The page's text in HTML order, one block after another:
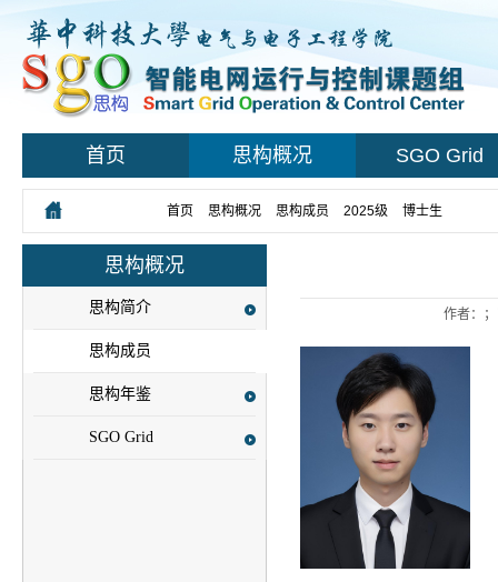
首页 思构概况 SGO Grid
首页 思构概况 思构成员 2025级 博士生
思构概况
思构简介
思构成员
思构年鉴
SGO Grid
作者：